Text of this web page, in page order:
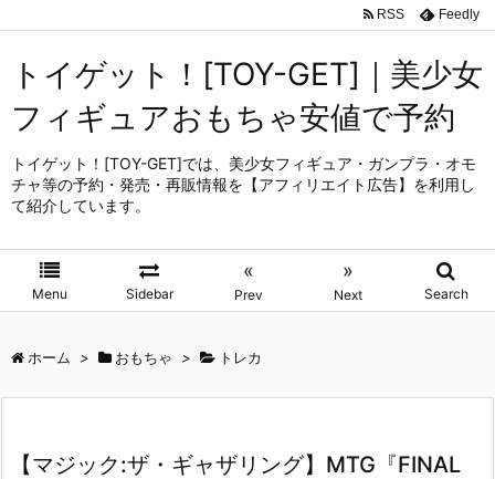
トイゲット！[TOY-GET]｜美少女
フィギュアおもちゃ安値で予約
トイゲット！[TOY-GET]では、美少女フィギュア・ガンプラ・オモ
チャ等の予約・発売・再販情報を【アフィリエイト広告】を利用し
て紹介しています。
Menu Sidebar
«
Prev
»
Next Search
RSS Feedly
ホーム > おもちゃ > トレカ
【マジック:ザ・ギャザリング】MTG『FINAL